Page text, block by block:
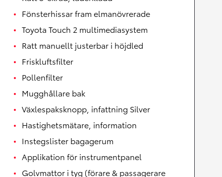
Fönsterhissar fram elmanövrerade
Toyota Touch 2 multimediasystem
Ratt manuellt justerbar i höjdled
Friskluftsfilter
Pollenfilter
Mugghållare bak
Växlespaksknopp, infattning Silver
Hastighetsmätare, information
Instegslister bagagerum
Applikation för instrumentpanel
Golvmattor i tyg (förare & passagerare